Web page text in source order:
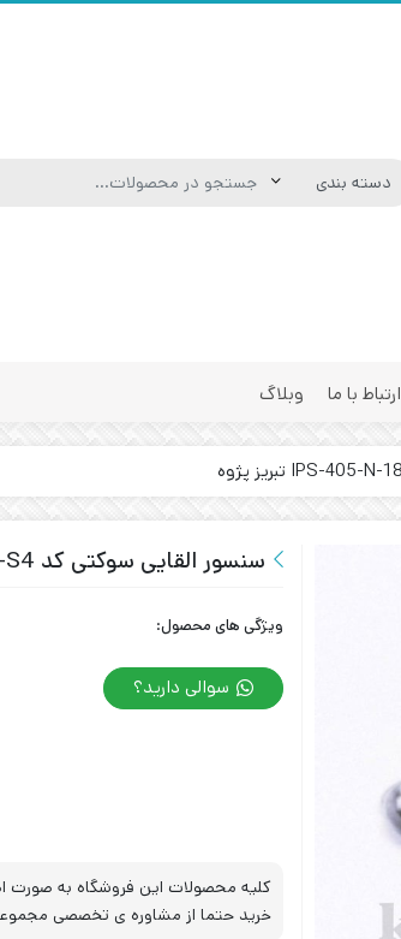
ارتباط با ما وبلاگ
سنسور القایی سوکتی کد IPS-405-N-18-S4 تبریز پژوه
ویژگی های محصول:
سوالی دارید؟
کلیه محصولات این فروشگاه به صورت
خرید حتما از مشاوره ی تخصصی